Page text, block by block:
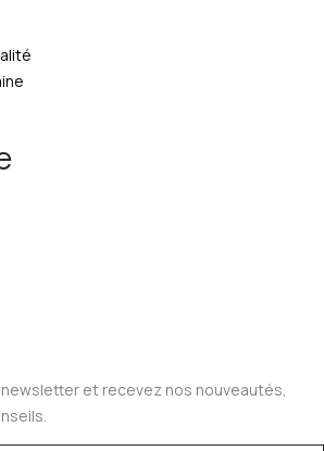
et recevez nos nouveautés,